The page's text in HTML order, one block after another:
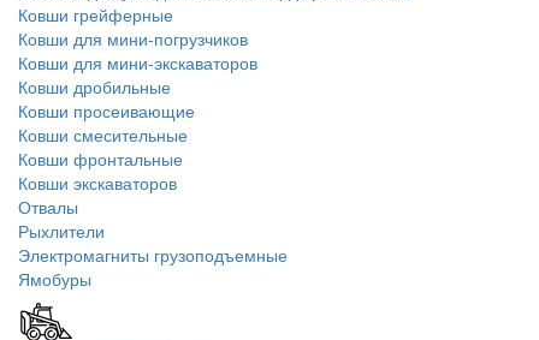
Ковши грейферные
Ковши для мини-погрузчиков
Ковши для мини-экскаваторов
Ковши дробильные
Ковши просеивающие
Ковши смесительные
Ковши фронтальные
Ковши экскаваторов
Отвалы
Рыхлители
Электромагниты грузоподъемные
Ямобуры